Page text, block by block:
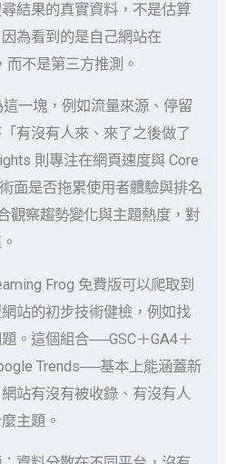
結果的真實資料，不是估算
為看到的是自己網站在
不是第三方推測。
一塊，例如流量來源、停留
有沒有人來、來了之後做了
則專注在網頁速度與 Core
面是否拖累使用者體驗與排名
觀察趨勢變化與主題熱度，對
Frog 免費版可以爬取到
站的初步技術健檢，例如找
。這個組合──GSC＋GA4＋
Trends──基本上能涵蓋新
站有沒有被收錄、有沒有人
主題。